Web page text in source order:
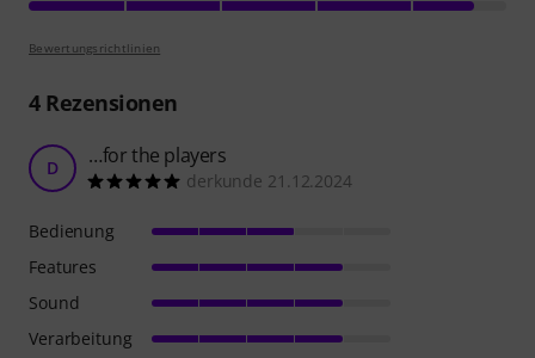
Bewertungsrichtlinien
4Rezensionen
D …for the players
derkunde 21.12.2024
Bedienung
Features
Sound
Verarbeitung